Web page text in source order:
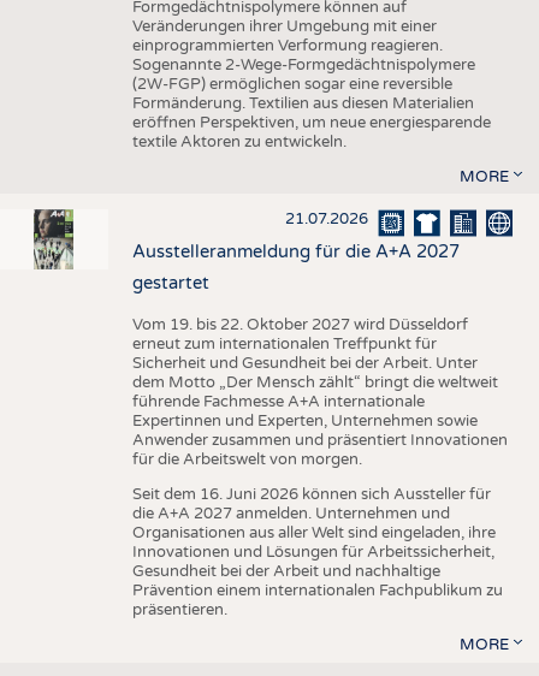
Formgedächtnispolymere können auf
Veränderungen ihrer Umgebung mit einer
einprogrammierten Verformung reagieren.
Sogenannte 2-Wege-Formgedächtnispolymere
(2W-FGP) ermöglichen sogar eine reversible
Formänderung. Textilien aus diesen Materialien
eröffnen Perspektiven, um neue energiesparende
textile Aktoren zu entwickeln.
MORE
21.07.2026
Ausstelleranmeldung für die A+A 2027
gestartet
Vom 19. bis 22. Oktober 2027 wird Düsseldorf
erneut zum internationalen Treffpunkt für
Sicherheit und Gesundheit bei der Arbeit. Unter
dem Motto „Der Mensch zählt“ bringt die weltweit
führende Fachmesse A+A internationale
Expertinnen und Experten, Unternehmen sowie
Anwender zusammen und präsentiert Innovationen
für die Arbeitswelt von morgen.
Seit dem 16. Juni 2026 können sich Aussteller für
die A+A 2027 anmelden. Unternehmen und
Organisationen aus aller Welt sind eingeladen, ihre
Innovationen und Lösungen für Arbeitssicherheit,
Gesundheit bei der Arbeit und nachhaltige
Prävention einem internationalen Fachpublikum zu
präsentieren.
MORE